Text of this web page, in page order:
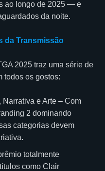
ao longo de 2025 — e
da noite.
da Transmissão
2025 traz uma série de
todos os gostos:
e Arte – Com
2 dominando
categorias devem
totalmente
como Clair